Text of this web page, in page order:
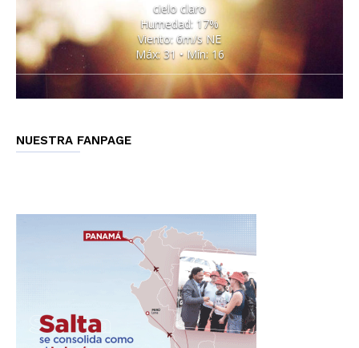
cielo claro
Humedad: 17%
Viento: 6m/s NE
Máx: 31 • Mín: 16
NUESTRA FANPAGE